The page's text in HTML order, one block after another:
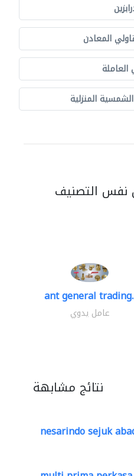
المعادن
العاملة
المنزلية
نفس التصنيف
ant general
عامل يدوي
نتائج مشابهة
nesarindo sejuk